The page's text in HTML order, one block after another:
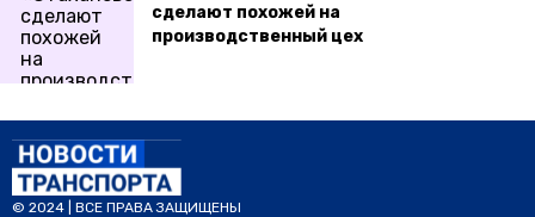
сделают похожей на
производственный цех
© 2024 | ВСЕ ПРАВА ЗАЩИЩЕНЫ